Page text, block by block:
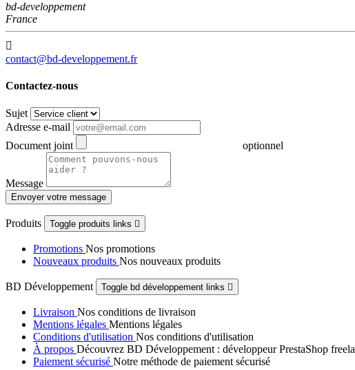
bd-developpement
France

contact@bd-developpement.fr
Contactez-nous
Sujet
Adresse e-mail
Document joint
optionnel
Message
Envoyer votre message
Produits Toggle produits links 
Promotions Nos promotions
Nouveaux produits Nos nouveaux produits
BD Développement Toggle bd développement links 
Livraison Nos conditions de livraison
Mentions légales Mentions légales
Conditions d'utilisation Nos conditions d'utilisation
À propos Découvrez BD Développement : développeur PrestaShop
Paiement sécurisé Notre méthode de paiement sécurisé